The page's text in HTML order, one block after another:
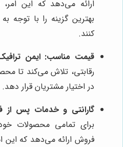
ارائه می‌دهد که این
بهترین گزینه را با توجه
کنند.
قیمت مناسب: ایمن
رقابتی، تلاش می‌کند تا
در اختیار مشتریان قرار دهد.
گارانتی و خدمات پس از
برای تمامی محصولات
فروش ارائه می‌دهد که این